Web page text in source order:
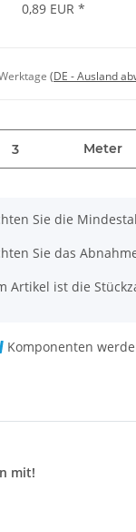
0,89 EUR *
(DE - Ausland
Meter
Sie die
Sie das
Artikel ist die
Komponenten
mit!